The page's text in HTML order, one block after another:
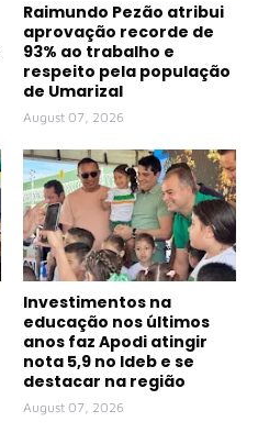
Raimundo Pezão atribui
aprovação recorde de
93% ao trabalho e
respeito pela população
de Umarizal
August 07, 2026
Investimentos na
educação nos últimos
anos faz Apodi atingir
nota 5,9 no Ideb e se
destacar na região
August 07, 2026